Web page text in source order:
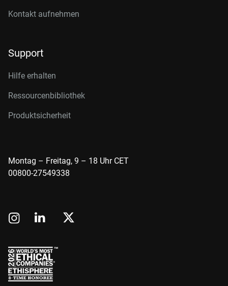
Kontakt aufnehmen
Support
Hilfe erhalten
Ressourcenbibliothek
Produktsicherheit
Montag – Freitag, 9 – 18 Uhr CET
00800-27549338